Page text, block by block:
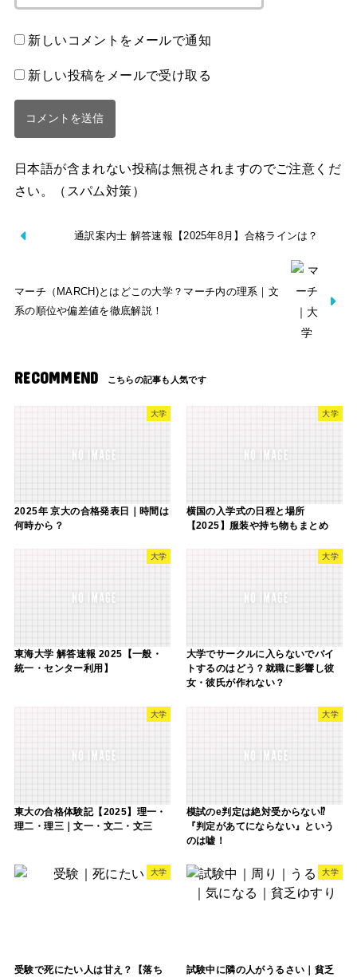
新しいコメントをメールで通知
新しい投稿をメールで受け取る
日本語が含まれない投稿は無視されますのでご注意くだ
さい。（スパム対策）
通訳案内士 解答速報【2025年8月】合格ラインは？
マーチ（MARCH)とはどこの大学？マーチ内の理系｜文
系の順位や偏差値を徹底解説！
RECOMMEND
大学
2025年 京大の合格発表日｜時間は
何時から？
大学
横国の入学式の日程と場所
【2025】服装や持ち物もまとめ
大学
東海大学 解答速報 2025【一般・
統一・センター利用】
大学
大学でサークルに入らないでバイ
トするのはどう？就職に影響し彼
女・彼氏が作れない？
大学
東大の合格体験記【2025】理一・
理二・理三｜文一・文二・文三
大学
模試のe判定は絶対受からない⁉
『判定があてにならない』という
のは嘘！
大学
受験で死にたい人は甘え？【落ち
大学
試験中に隣の人がうるさい｜貧乏